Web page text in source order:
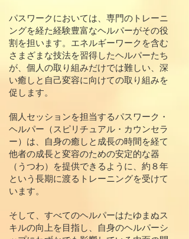
パスワークにおいては、専門のトレーニ
ングを経た経験豊富なヘルパーがその役
割を担います。エネルギーワークを含む
さまざまな技法を習得したヘルパーたち
が、個人の取り組みだけでは難しい、深
い癒しと自己変容に向けての取り組みを
促します。
個人セッションを担当するパスワーク・
ヘルパー（スピリチュアル・カウンセラ
ー）は、自身の癒しと成長の時間を経て
他者の成長と変容のための安定的な器
（うつわ）を提供できるように、約８年
という長期に渡るトレーニングを受けて
います。
そして、すべてのヘルパーはたゆまぬス
キルの向上を目指し、自身のヘルパーシ